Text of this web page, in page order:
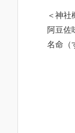
＜神社
阿豆佐
名命（